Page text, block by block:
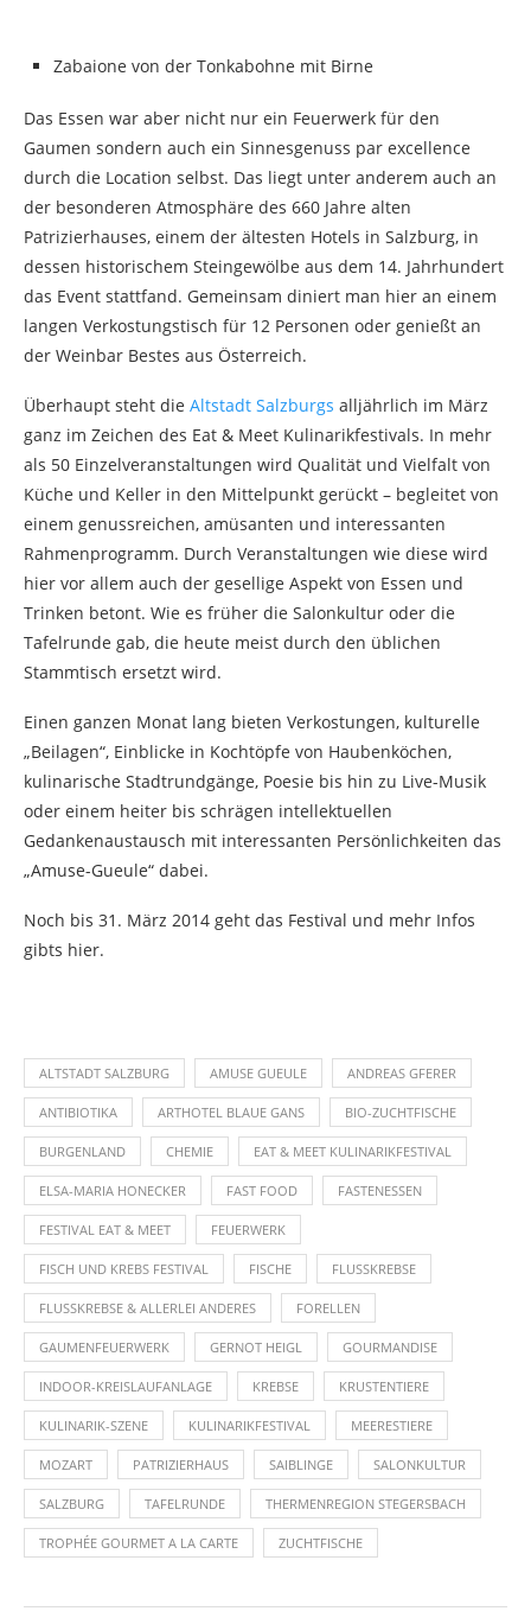
Zabaione von der Tonkabohne mit Birne
Das Essen war aber nicht nur ein Feuerwerk für den
Gaumen sondern auch ein Sinnesgenuss par excellence
durch die Location selbst. Das liegt unter anderem auch an
der besonderen Atmosphäre des 660 Jahre alten
Patrizierhauses, einem der ältesten Hotels in Salzburg, in
dessen historischem Steingewölbe aus dem 14. Jahrhundert
das Event stattfand. Gemeinsam diniert man hier an einem
langen Verkostungstisch für 12 Personen oder genießt an
der Weinbar Bestes aus Österreich.
Überhaupt steht die Altstadt Salzburgs alljährlich im März
ganz im Zeichen des Eat & Meet Kulinarikfestivals. In mehr
als 50 Einzelveranstaltungen wird Qualität und Vielfalt von
Küche und Keller in den Mittelpunkt gerückt – begleitet von
einem genussreichen, amüsanten und interessanten
Rahmenprogramm. Durch Veranstaltungen wie diese wird
hier vor allem auch der gesellige Aspekt von Essen und
Trinken betont. Wie es früher die Salonkultur oder die
Tafelrunde gab, die heute meist durch den üblichen
Stammtisch ersetzt wird.
Einen ganzen Monat lang bieten Verkostungen, kulturelle
„Beilagen“, Einblicke in Kochtöpfe von Haubenköchen,
kulinarische Stadtrundgänge, Poesie bis hin zu Live-Musik
oder einem heiter bis schrägen intellektuellen
Gedankenaustausch mit interessanten Persönlichkeiten das
„Amuse-Gueule“ dabei.
Noch bis 31. März 2014 geht das Festival und mehr Infos
gibts hier.
ALTSTADT SALZBURG AMUSE GUEULE ANDREAS GFERER
ANTIBIOTIKA ARTHOTEL BLAUE GANS BIO-ZUCHTFISCHE
BURGENLAND CHEMIE EAT & MEET KULINARIKFESTIVAL
ELSA-MARIA HONECKER FAST FOOD FASTENESSEN
FESTIVAL EAT & MEET FEUERWERK
FISCH UND KREBS FESTIVAL FISCHE FLUSSKREBSE
FLUSSKREBSE & ALLERLEI ANDERES FORELLEN
GAUMENFEUERWERK GERNOT HEIGL GOURMANDISE
INDOOR-KREISLAUFANLAGE KREBSE KRUSTENTIERE
KULINARIK-SZENE KULINARIKFESTIVAL MEERESTIERE
MOZART PATRIZIERHAUS SAIBLINGE SALONKULTUR
SALZBURG TAFELRUNDE THERMENREGION STEGERSBACH
TROPHÉE GOURMET A LA CARTE ZUCHTFISCHE